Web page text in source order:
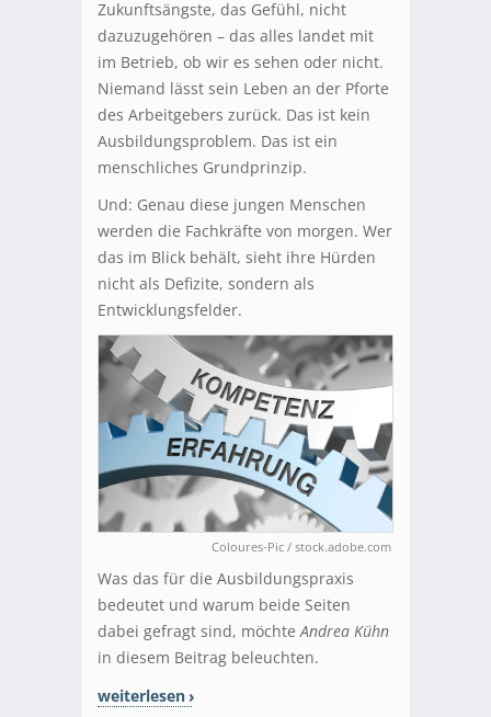
Zukunftsängste, das Gefühl, nicht
dazuzugehören – das alles landet mit
im Betrieb, ob wir es sehen oder nicht.
Niemand lässt sein Leben an der Pforte
des Arbeitgebers zurück. Das ist kein
Ausbildungsproblem. Das ist ein
menschliches Grundprinzip.
Und: Genau diese jungen Menschen
werden die Fachkräfte von morgen. Wer
das im Blick behält, sieht ihre Hürden
nicht als Defizite, sondern als
Entwicklungsfelder.
Coloures-Pic / stock.adobe.com
Was das für die Ausbildungspraxis
bedeutet und warum beide Seiten
dabei gefragt sind, möchte Andrea Kühn
in diesem Beitrag beleuchten.
weiterlesen